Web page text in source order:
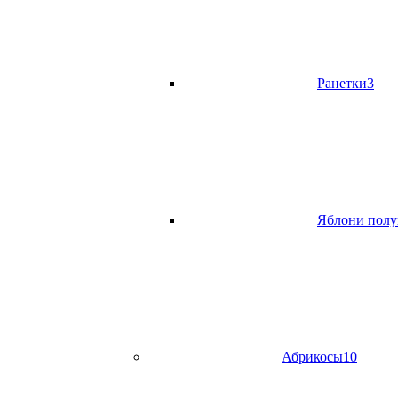
Ранетки3
Яблони
Абрикосы10